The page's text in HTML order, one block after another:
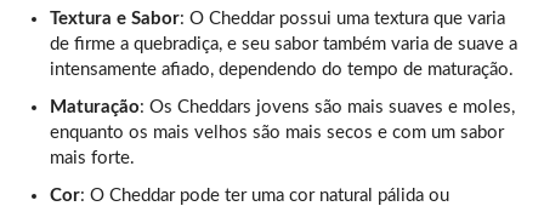
Textura e Sabor: O Cheddar possui uma textura que varia
de firme a quebradiça, e seu sabor também varia de suave a
intensamente afiado, dependendo do tempo de maturação.
Maturação: Os Cheddars jovens são mais suaves e moles,
enquanto os mais velhos são mais secos e com um sabor
mais forte.
Cor: O Cheddar pode ter uma cor natural pálida ou